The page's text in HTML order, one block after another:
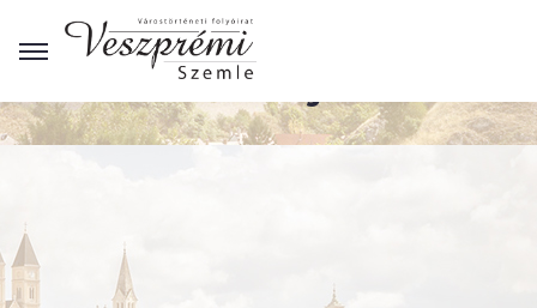
Kiadványok